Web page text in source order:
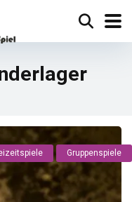
Gruppenspiele